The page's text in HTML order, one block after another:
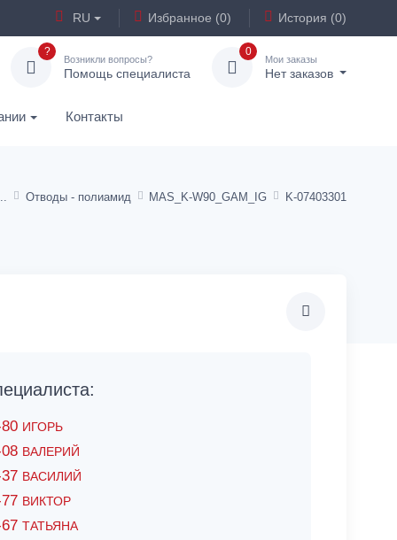
RU Избранное (0) История (0)
?
Возникли вопросы?
Помощь специалиста
0
Мои заказы
Нет заказов
Контакты
Отводы - полиамид MAS_K-W90_GAM_IG K-07403301
ИГОРЬ
ВАЛЕРИЙ
ВАСИЛИЙ
ВИКТОР
ТАТЬЯНА